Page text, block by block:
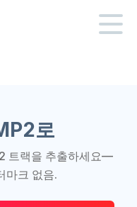
로
트랙을 추출하세요—
마크 없음.